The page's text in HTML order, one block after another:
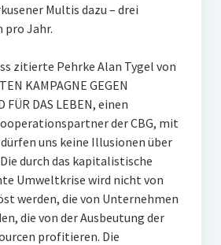
Multis dazu – drei
pro Jahr.
zitierte Pehrke Alan Tygel von
KAMPAGNE GEGEN
FÜR DAS LEBEN, einen
der CBG, mit
uns keine Illusionen über
durch das kapitalistische
Umweltkrise wird nicht von
werden, die von Unternehmen
die von der Ausbeutung der
profitieren. Die